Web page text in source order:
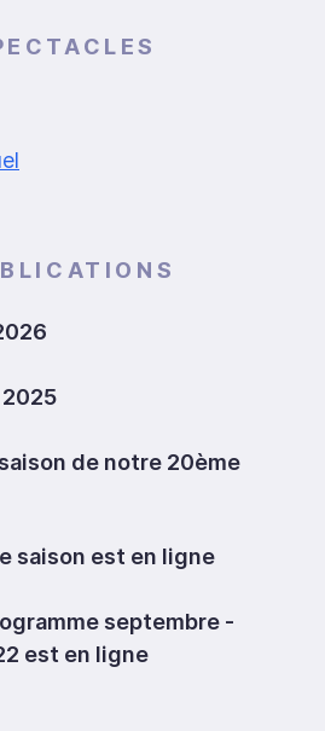
de notre 20ème
saison est en ligne
septembre -
est en ligne